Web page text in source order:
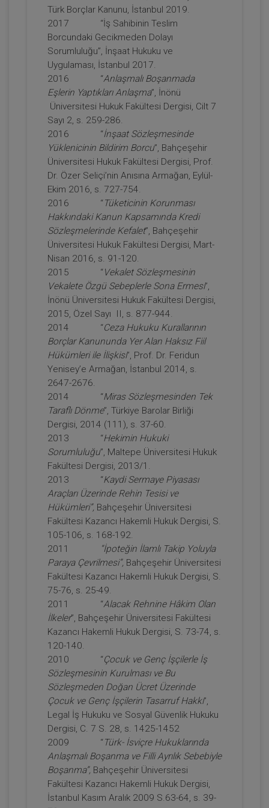
Tüketici Hukuku Enstitüsü
Miras Hukuku - 1 - IV. Medeni Hukuk
Kongresi - IX. Oturum
360 TL Sepete Ekle
Tüketici Hukuku Enstitüsü
IV. Medeni Hukuk Kongresi - Tüm
Oturumlar (11 Oturum)
2160
TL
Sepete Ekle
Tüketici Hukuku Enstitüsü
Miras Hukuku - 2 - IV. Medeni Hukuk
Kongresi - X. Oturum
360 TL Sepete Ekle
Tüketici Hukuku Enstitüsü
Türk Borçlar Kanunu, İstanbul 2019.
2017 “İş Sahibinin Teslim
Borcundaki Gecikmeden Dolayı
Sorumluluğu”, İnşaat Hukuku ve
Uygulaması, İstanbul 2017.
2016 “Anlaşmalı Boşanmada
Eşlerin Yaptıkları Anlaşma”, İnönü
Üniversitesi Hukuk Fakültesi Dergisi, Cilt 7
Sayı 2, s. 259-286.
2016 “İnşaat Sözleşmesinde
Yüklenicinin Bildirim Borcu”, Bahçeşehir
Üniversitesi Hukuk Fakültesi Dergisi, Prof.
Dr. Özer Seliçi’nin Anısına Armağan, Eylül-
Ekim 2016, s. 727-754.
2016 “Tüketicinin Korunması
Hakkındaki Kanun Kapsamında Kredi
Sözleşmelerinde Kefalet”, Bahçeşehir
Üniversitesi Hukuk Fakültesi Dergisi, Mart-
Nisan 2016, s. 91-120.
2015 “Vekalet Sözleşmesinin
Vekalete Özgü Sebeplerle Sona Ermesi”,
İnönü Üniversitesi Hukuk Fakültesi Dergisi,
2015, Özel Sayı II, s. 877-944.
2014 “Ceza Hukuku Kurallarının
Borçlar Kanununda Yer Alan Haksız Fiil
Hükümleri ile İlişkisi”, Prof. Dr. Feridun
Yenisey’e Armağan, İstanbul 2014, s.
2647-2676.
2014 “Miras Sözleşmesinden Tek
Taraflı Dönme”, Türkiye Barolar Birliği
Dergisi, 2014 (111), s. 37-60.
2013 “Hekimin Hukuki
Sorumluluğu”, Maltepe Üniversitesi Hukuk
Fakültesi Dergisi, 2013/1.
2013 “Kaydi Sermaye Piyasası
Araçları Üzerinde Rehin Tesisi ve
Hükümleri”, Bahçeşehir Üniversitesi
Fakültesi Kazancı Hakemli Hukuk Dergisi, S.
105-106, s. 168-192.
2011
“İpoteğin İlamlı Takip Yoluyla
Paraya Çevrilmesi”, Bahçeşehir Üniversitesi
Fakültesi Kazancı Hakemli Hukuk Dergisi, S.
75-76, s. 25-49.
2011 “Alacak Rehnine Hâkim Olan
İlkeler”, Bahçeşehir Üniversitesi Fakültesi
Kazancı Hakemli Hukuk Dergisi, S. 73-74, s.
120-140.
2010 “Çocuk ve Genç İşçilerle İş
Sözleşmesinin Kurulması ve Bu
Sözleşmeden Doğan Ücret Üzerinde
Çocuk ve Genç İşçilerin Tasarruf Hakkı”,
Legal İş Hukuku ve Sosyal Güvenlik Hukuku
Dergisi, C. 7 S. 28, s. 1425-1452
2009 “Türk- İsviçre Hukuklarında
Anlaşmalı Boşanma ve Filli Ayrılık Sebebiyle
Boşanma”, Bahçeşehir Üniversitesi
Fakültesi Kazancı Hakemli Hukuk Dergisi,
İstanbul Kasım Aralık 2009 S.63-64, s. 39-